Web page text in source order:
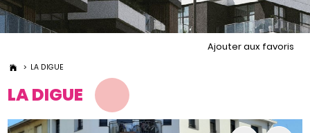
LA DIGUE
Ajouter aux favoris
LA DIGUE